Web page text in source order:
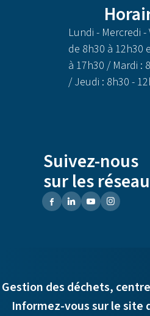
Lundi - Mercredi -
de 8h30 à 12h30
à 17h30 / Mardi :
/ Jeudi : 8h30 -
Suivez-nous
sur les
Gestion des déchets,
Informez-vous sur le site